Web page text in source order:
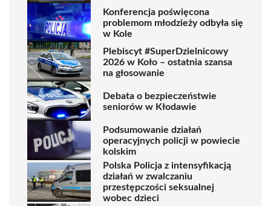
Konferencja poświęcona
problemom młodzieży odbyła się
w Kole
Plebiscyt #SuperDzielnicowy
2026 w Koło – ostatnia szansa
na głosowanie
Debata o bezpieczeństwie
seniorów w Kłodawie
Podsumowanie działań
operacyjnych policji w powiecie
kolskim
Polska Policja z intensyfikacją
działań w zwalczaniu
przestępczości seksualnej
wobec dzieci